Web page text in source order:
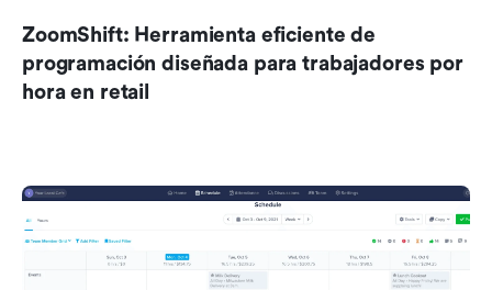
ZoomShift: Herramienta eficiente de
programación diseñada para trabajadores por
hora en retail